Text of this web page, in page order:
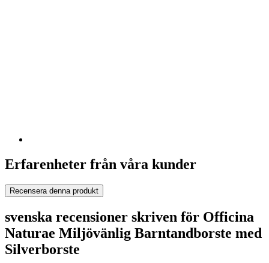
Erfarenheter från våra kunder
Recensera denna produkt
svenska recensioner skriven för Officina
Naturae Miljövänlig Barntandborste med
Silverborste